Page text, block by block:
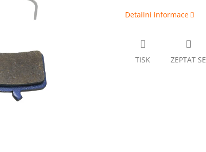
Detailní informace
TISK ZEPTAT SE